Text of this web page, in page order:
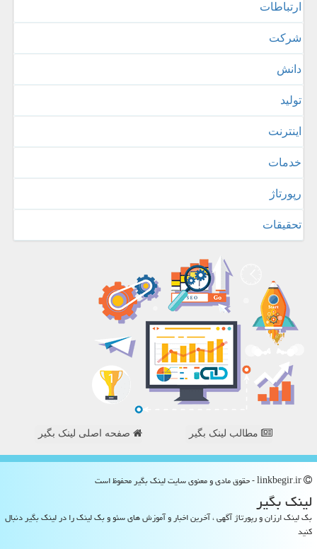
ارتباطات
شركت
دانش
تولید
اینترنت
خدمات
رپورتاژ
تحقیقات
مطالب لینک بگیر صفحه اصلی لینک بگیر
لینك بگیر
بک لینک ارزان و رپورتاژ آگهی ، آخرین اخبار و آموزش های سئو و بک لینک را در لینک بگیر دنبال
کنید